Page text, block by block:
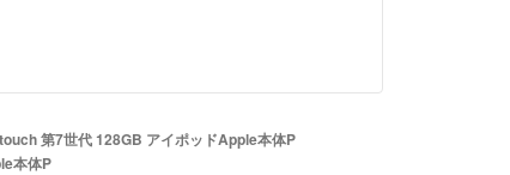
第7世代 128GB アイポッドApple本体P
本体P